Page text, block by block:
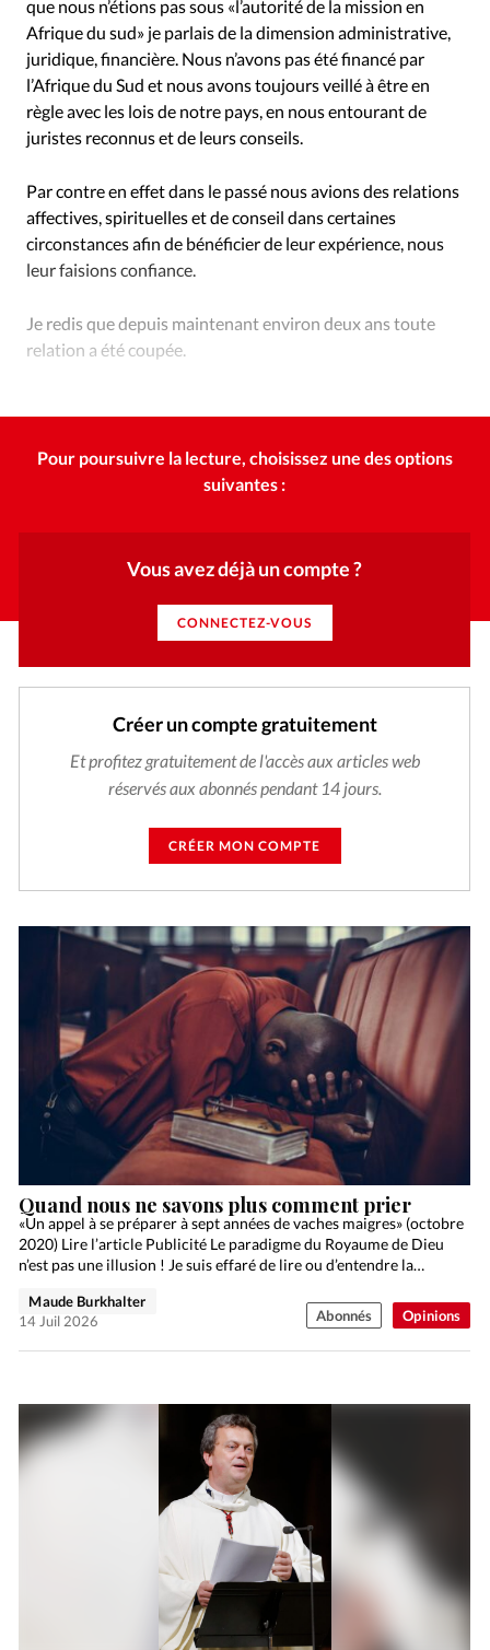
que nous n’étions pas sous «l’autorité de la mission en
Afrique du sud» je parlais de la dimension administrative,
juridique, financière. Nous n’avons pas été financé par
l’Afrique du Sud et nous avons toujours veillé à être en
règle avec les lois de notre pays, en nous entourant de
juristes reconnus et de leurs conseils.
Par contre en effet dans le passé nous avions des relations
affectives, spirituelles et de conseil dans certaines
circonstances afin de bénéficier de leur expérience, nous
leur faisions confiance.
Je redis que depuis maintenant environ deux ans toute
relation a été coupée.
Pour poursuivre la lecture, choisissez une des options
suivantes :
Vous avez déjà un compte ?
CONNECTEZ-VOUS
Créer un compte gratuitement
Et profitez gratuitement de l'accès aux articles web
réservés aux abonnés pendant 14 jours.
CRÉER MON COMPTE
Opinions
Quand nous ne savons plus comment prier
«Un appel à se préparer à sept années de vaches maigres» (octobre
2020) Lire l’article Publicité Le paradigme du Royaume de Dieu
n’est pas une illusion ! Je suis effaré de lire ou d’entendre la…
Maude Burkhalter
14 Juil 2026
Abonnés